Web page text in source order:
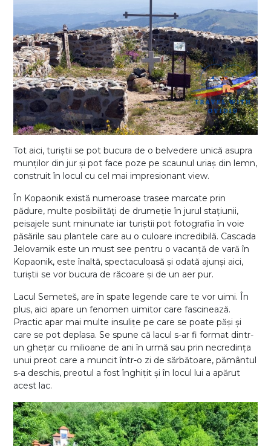
Tot aici, turiștii se pot bucura de o belvedere unică asupra
munților din jur și pot face poze pe scaunul uriaș din lemn,
construit în locul cu cel mai impresionant view.
În Kopaonik există numeroase trasee marcate prin
pădure, multe posibilități de drumeție în jurul stațiunii,
peisajele sunt minunate iar turiștii pot fotografia în voie
păsările sau plantele care au o culoare incredibilă. Cascada
Jelovarnik este un must see pentru o vacanță de vară în
Kopaonik, este înaltă, spectaculoasă și odată ajunși aici,
turiștii se vor bucura de răcoare și de un aer pur.
Lacul Semeteš, are în spate legende care te vor uimi. În
plus, aici apare un fenomen uimitor care fascinează.
Practic apar mai multe insulițe pe care se poate păși și
care se pot deplasa. Se spune că lacul s-ar fi format dintr-
un ghețar cu milioane de ani în urmă sau prin necredința
unui preot care a muncit într-o zi de sărbătoare, pământul
s-a deschis, preotul a fost înghițit și în locul lui a apărut
acest lac.